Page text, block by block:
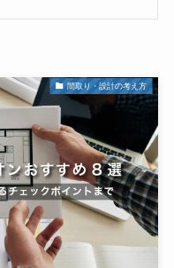
間取り・設計の考え方